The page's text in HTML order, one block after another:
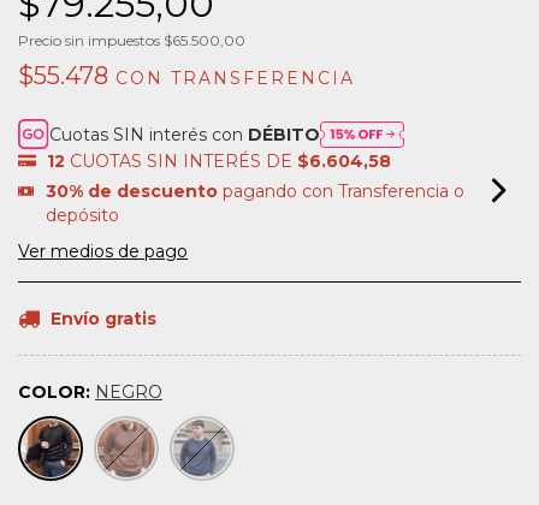
Precio sin impuestos $65.500,00
$55.478 CON TRANSFERENCIA
Cuotas SIN interés con DÉBITO
12 CUOTAS SIN INTERÉS DE $6.604,58
30% de descuentopagando con Transferencia o
depósito
Ver medios de pago
Envío gratis
COLOR: NEGRO